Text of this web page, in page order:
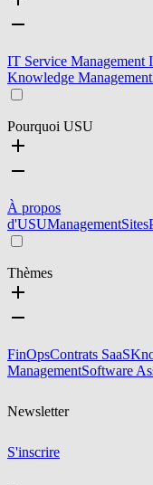
IT Service Management
Knowledge Management
Pourquoi USU
À propos
d'USUManagementSites
Thèmes
FinOpsContrats SaaS
ManagementSoftware
Newsletter
S'inscrire